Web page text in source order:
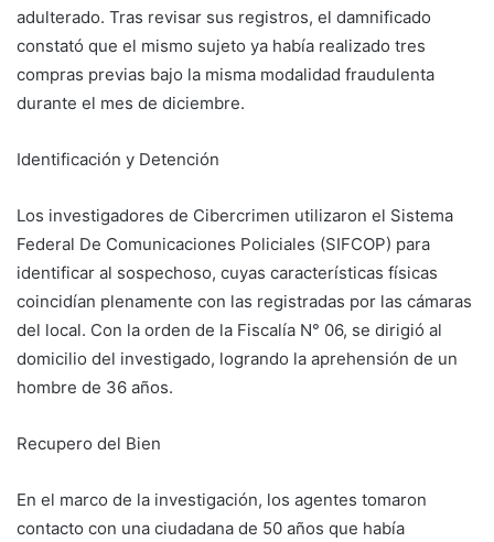
adulterado. Tras revisar sus registros, el damnificado
constató que el mismo sujeto ya había realizado tres
compras previas bajo la misma modalidad fraudulenta
durante el mes de diciembre.
Identificación y Detención
Los investigadores de Cibercrimen utilizaron el Sistema
Federal De Comunicaciones Policiales (SIFCOP) para
identificar al sospechoso, cuyas características físicas
coincidían plenamente con las registradas por las cámaras
del local. Con la orden de la Fiscalía N° 06, se dirigió al
domicilio del investigado, logrando la aprehensión de un
hombre de 36 años.
Recupero del Bien
En el marco de la investigación, los agentes tomaron
contacto con una ciudadana de 50 años que había